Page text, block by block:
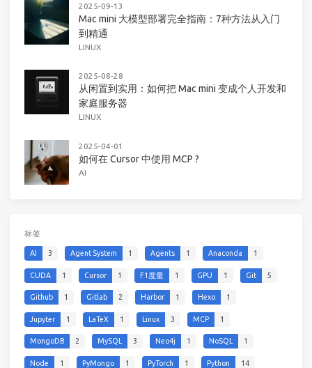
2025-09-13
Mac mini 大模型部署完全指南：7种方法从入门
到精通
LINUX
2025-08-28
从闲置到实用：如何把 Mac mini 变成个人开发和
家庭服务器
LINUX
2025-04-01
如何在 Cursor 中使用 MCP ?
AI
标签
AI 3 Agent System 1 Agents 1 Anaconda 1
CUDA 1 Cursor 1 F1度量 1 GPU 1 Git 5
Github 1 Gitlab 2 Harbor 1 Hexo 1
Jupyter 1 LaTeX 1 Linux 3 MCP 1
MongoDB 2 MySQL 3 Neo4j 1 NoSQL 1
Node 1 PyMongo 1 PyTorch 1 Python 14